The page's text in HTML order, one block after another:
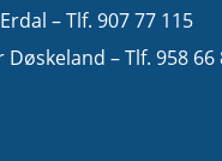
– Tlf. 907 77 115
– Tlf. 958 66